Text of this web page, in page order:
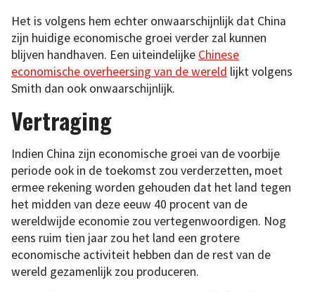
Het is volgens hem echter onwaarschijnlijk dat China
zijn huidige economische groei verder zal kunnen
blijven handhaven. Een uiteindelijke Chinese
economische overheersing van de wereld lijkt volgens
Smith dan ook onwaarschijnlijk.
Vertraging
Indien China zijn economische groei van de voorbije
periode ook in de toekomst zou verderzetten, moet
ermee rekening worden gehouden dat het land tegen
het midden van deze eeuw 40 procent van de
wereldwijde economie zou vertegenwoordigen. Nog
eens ruim tien jaar zou het land een grotere
economische activiteit hebben dan de rest van de
wereld gezamenlijk zou produceren.